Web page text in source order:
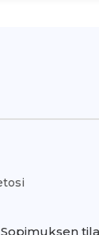
Sopimuksen